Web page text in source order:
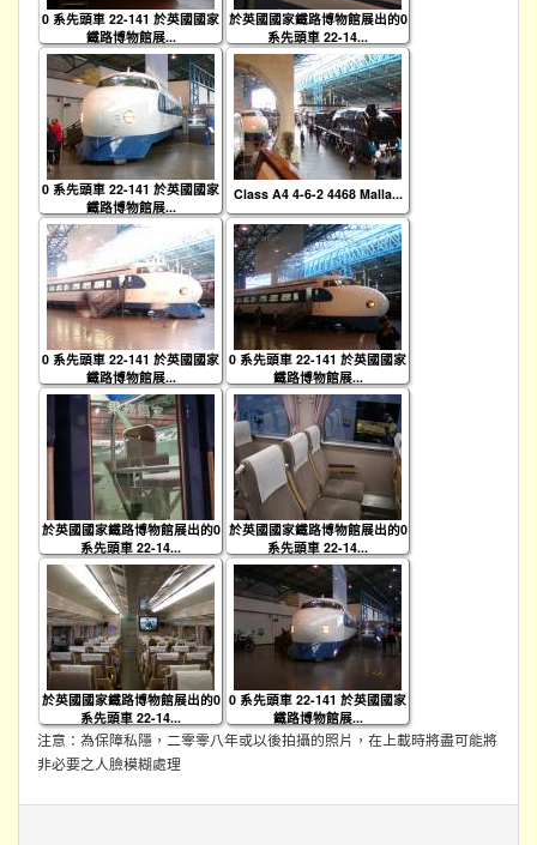
0 系先頭車 22-141 於英國國家
鐵路博物館展...
於英國國家鐵路博物館展出的0
系先頭車 22-14...
0 系先頭車 22-141 於英國國家
鐵路博物館展...
Class A4 4-6-2 4468 Malla...
0 系先頭車 22-141 於英國國家
鐵路博物館展...
0 系先頭車 22-141 於英國國家
鐵路博物館展...
於英國國家鐵路博物館展出的0
系先頭車 22-14...
於英國國家鐵路博物館展出的0
系先頭車 22-14...
於英國國家鐵路博物館展出的0
系先頭車 22-14...
0 系先頭車 22-141 於英國國家
鐵路博物館展...
注意：為保障私隱，二零零八年或以後拍攝的照片，在上載時將盡可能將
非必要之人臉模糊處理